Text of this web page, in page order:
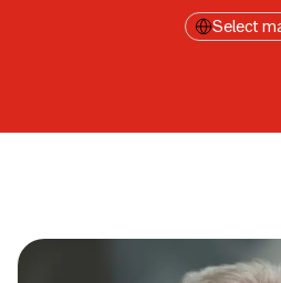
Hopp til hovedinnholdet Select